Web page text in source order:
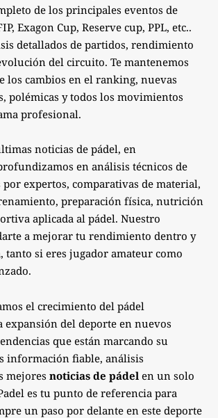
de los principales eventos de
Exagon Cup, Reserve cup, PPL, etc..
detallados de partidos, rendimiento
del circuito. Te mantenemos
los cambios en el ranking, nuevas
polémicas y todos los movimientos
profesional.
noticias de pádel, en
en análisis técnicos de
por expertos, comparativas de material,
preparación física, nutrición
aplicada al pádel. Nuestro
a mejorar tu rendimiento dentro y
tanto si eres jugador amateur como
el crecimiento del pádel
del deporte en nuevos
que están marcando su
información fiable, análisis
mejores noticias de pádel en un solo
es tu punto de referencia para
un paso por delante en este deporte